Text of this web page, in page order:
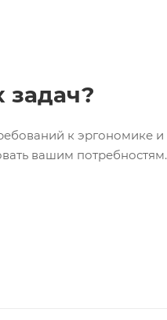
задач?
к эргономике
вашим потребностям.